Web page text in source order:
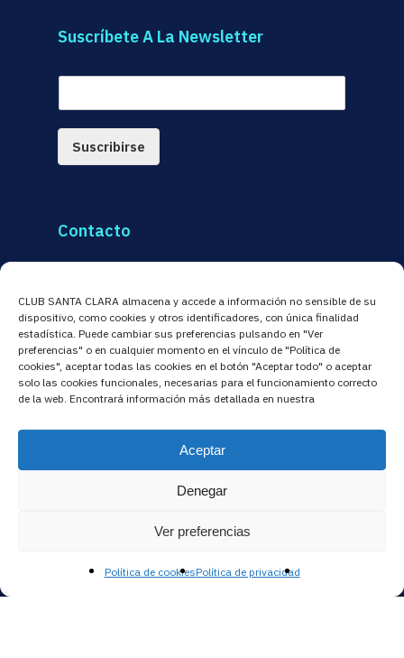
CLUB SANTA CLARA almacena y accede a información no sensible de su
dispositivo, como cookies y otros identificadores, con única finalidad
estadística. Puede cambiar sus preferencias pulsando en "Ver
preferencias" o en cualquier momento en el vínculo de "Política de
cookies", aceptar todas las cookies en el botón "Aceptar todo" o aceptar
solo las cookies funcionales, necesarias para el funcionamiento correcto
de la web. Encontrará información más detallada en nuestra
Aceptar
Denegar
Ver preferencias
Política de cookiesPolítica de privacidad
Suscríbete A La Newsletter
Suscribirse
Contacto
C/ Alonso de Pineda, 1– 41007 Sevilla
Tlf. Oficina:954 256479
Tlf. Conserjería:954 516476
Email:administracion@clubsantaclara.es
Cultura